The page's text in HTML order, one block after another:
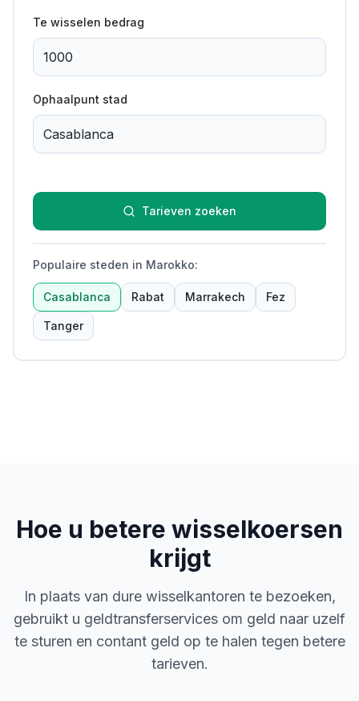
Te wisselen bedrag
Ophaalpunt stad
Tarieven zoeken
Populaire steden in Marokko:
Casablanca Rabat Marrakech Fez
Tanger
Hoe u betere wisselkoersen
krijgt
In plaats van dure wisselkantoren te bezoeken,
gebruikt u geldtransferservices om geld naar uzelf
te sturen en contant geld op te halen tegen betere
tarieven.